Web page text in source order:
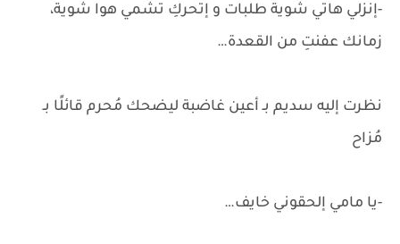
-إنزلي هاتي شوية طلبات و إتحركِ تشمي هوا شوية،
زمانك عفنتِ من القعدة…
نظرت إليه سديم بـ أعين غاضبة ليضحك مُحرم قائلًا بـ
مُزاح
-يا مامي إلحقوني خايف…